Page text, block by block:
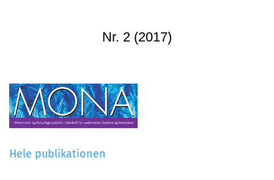
Nr. 2 (2017)
Hele publikationen